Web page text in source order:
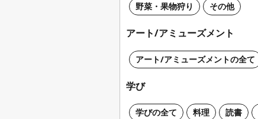
野菜・果物狩り その他
アート/アミューズメント
アート/アミューズメントの全て
学び
学びの全て 料理 読書